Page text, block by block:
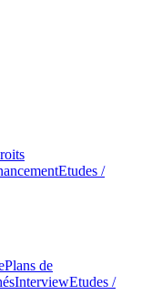
Etudes /
Plans de
InterviewEtudes /